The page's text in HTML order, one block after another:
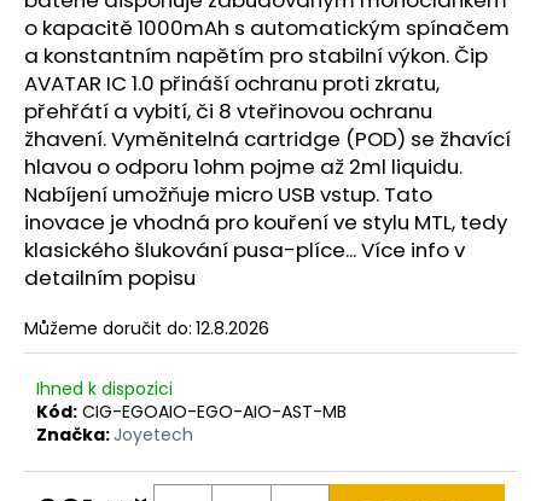
o kapacitě 1000mAh s automatickým spínačem
a konstantním napětím pro stabilní výkon. Čip
AVATAR IC 1.0 přináší ochranu proti zkratu,
přehřátí a vybití, či 8 vteřinovou ochranu
žhavení. Vyměnitelná cartridge (POD) se žhavící
hlavou o odporu 1ohm pojme až 2ml liquidu.
Nabíjení umožňuje micro USB vstup. Tato
inovace je vhodná pro kouření ve stylu MTL, tedy
klasického šlukování pusa-plíce... Více info v
detailním popisu
Můžeme doručit do: 12.8.2026
Ihned k dispozici
Kód: CIG-EGOAIO-EGO-AIO-AST-MB
Značka:Joyetech
o
r
u
č
u
j
e
m
e
DUO
POD
CIGARETA
1000MAH
BLUE
398